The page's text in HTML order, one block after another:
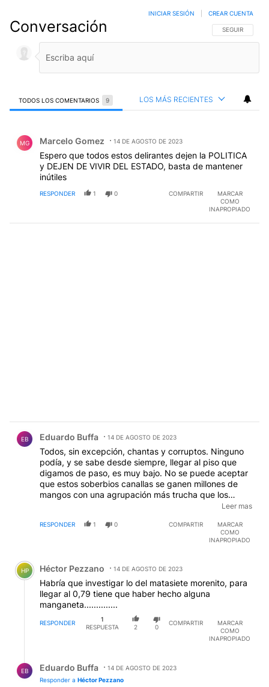
Conversación SIGA ESTA
SEGUIR
INICIAR SESIÓN CREAR CUENTA
TODOS LOS COMENTARIOS 9 LOS MÁS RECIENTES
MG Marcelo Gomez 14 DE AGOSTO DE 2023
Espero que todos estos delirantes dejen la POLITICA
y DEJEN DE VIVIR DEL ESTADO, basta de mantener
inútiles
RESPONDER 1 0 COMPARTIR
MARCAR
COMO
INAPROPIADO
EB Eduardo Buffa 14 DE AGOSTO DE 2023
Todos, sin excepción, chantas y corruptos. Ninguno
podía, y se sabe desde siempre, llegar al piso que
digamos de paso, es muy bajo. No se puede aceptar
que estos soberbios canallas se ganen millones de
mangos con una agrupación más trucha que los
dichos de Alberto. Si no se eliminan los colgados del
que se ganó el extinto Jorge Abelardo Ramos en 1973
y entonces ya se hablaba de corrupción porque una
porque su lista "revolucionaria" colectaba votos para
el FreJuLi. Cito esto porque no es de ahora y esto
explica que un nazi como Biondini sea rico y siga
presentando su impresentable agrupación. Lo mismo
para Castells y especialmente par Guillermo
"hamburguesa" Moreno. Creo que si el país existe en
2024, hay que reunir un Congreso Constitucionalista y
infame Art 2.
Leer mas
RESPONDER 1 0 COMPARTIR
MARCAR
COMO
INAPROPIADO
Comentario de Héctor Pezzano.
HP Héctor Pezzano 14 DE AGOSTO DE 2023
Habría que investigar lo del matasiete morenito, para
llegar al 0,79 tiene que haber hecho alguna
manganeta..............
RESPONDER
1
RESPUESTA
2 0
COMPARTIR
MARCAR
COMO
INAPROPIADO
EB Eduardo Buffa
14 DE AGOSTO DE 2023
Responder a Héctor Pezzano